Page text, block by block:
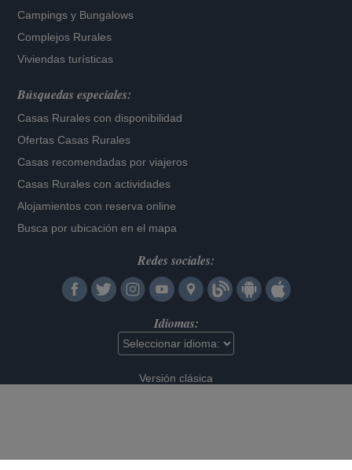
Campings y Bungalows
Complejos Rurales
Viviendas turísticas
Búsquedas especiales:
Casas Rurales con disponibilidad
Ofertas Casas Rurales
Casas recomendadas por viajeros
Casas Rurales con actividades
Alojamientos con reserva online
Busca por ubicación en el mapa
Redes sociales:
Idiomas:
Versión clásica